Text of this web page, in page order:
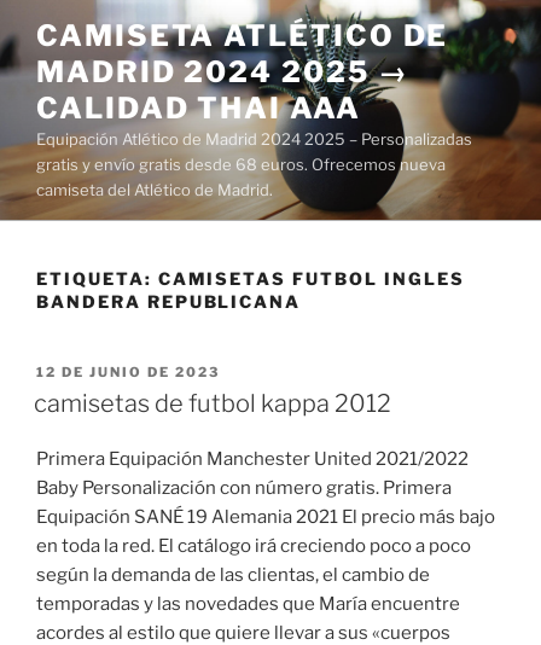
al
contenido
CAMISETA ATLÉTICO DE
MADRID 2024 2025 →
CALIDAD THAI AAA
Equipación Atlético de Madrid 2024 2025 – Personalizadas
gratis y envío gratis desde 68 euros. Ofrecemos nueva
camiseta del Atlético de Madrid.
ETIQUETA: CAMISETAS FUTBOL INGLES
BANDERA REPUBLICANA
PUBLICADO
12 DE JUNIO DE 2023
camisetas de futbol kappa 2012
Primera Equipación Manchester United 2021/2022
Baby Personalización con número gratis. Primera
Equipación SANÉ 19 Alemania 2021 El precio más bajo
en toda la red. El catálogo irá creciendo poco a poco
según la demanda de las clientas, el cambio de
temporadas y las novedades que María encuentre
acordes al estilo que quiere llevar a sus «cuerpos